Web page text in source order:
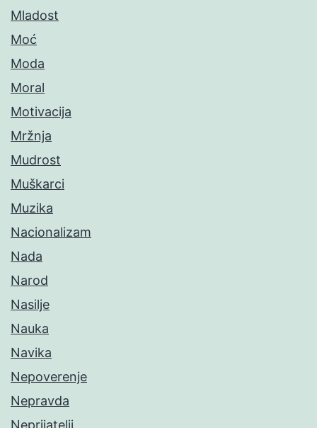
Mladost
Moć
Moda
Moral
Motivacija
Mržnja
Mudrost
Muškarci
Muzika
Nacionalizam
Nada
Narod
Nasilje
Nauka
Navika
Nepoverenje
Nepravda